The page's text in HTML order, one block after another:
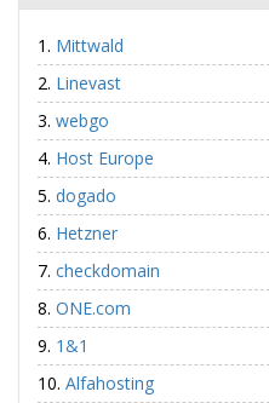
Mittwald
Linevast
webgo
Host Europe
dogado
Hetzner
checkdomain
ONE.com
1&1
Alfahosting